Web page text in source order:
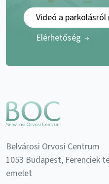
Videó a parkolásról
Elérhetőség
Belvárosi Orvosi Centrum
1053 Budapest, Ferenciek
emelet